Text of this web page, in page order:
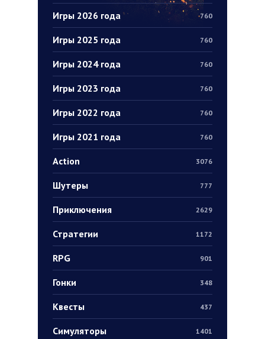
Игры 2026 года 760
Игры 2025 года 760
Игры 2024 года 760
Игры 2023 года 760
Игры 2022 года 760
Игры 2021 года 760
Action 3076
Шутеры 777
Приключения 2629
Стратегии 1172
RPG 901
Гонки 348
Квесты 437
Симуляторы 1401